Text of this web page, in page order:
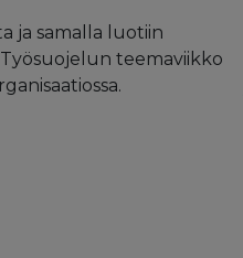
ja samalla luotiin
teemaviikko